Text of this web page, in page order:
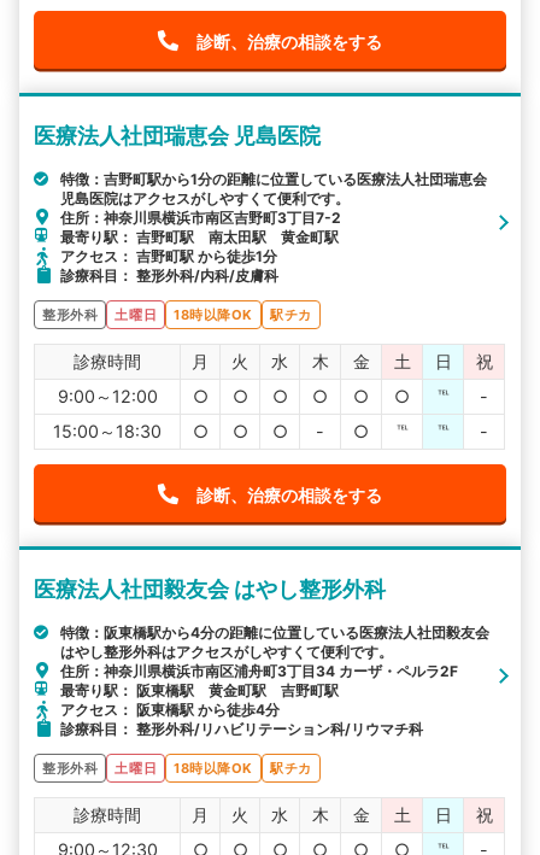
診断、治療の相談をする
医療法人社団瑞恵会 児島医院
特徴：吉野町駅から1分の距離に位置している医療法人社団瑞恵会
児島医院はアクセスがしやすくて便利です。
住所：神奈川県横浜市南区吉野町3丁目7-2
最寄り駅： 吉野町駅 南太田駅 黄金町駅
アクセス： 吉野町駅 から徒歩1分
診療科目： 整形外科/内科/皮膚科
整形外科 土曜日 18時以降OK 駅チカ
診療時間 月 火 水 木 金 土 日
祝
9:00～12:00
○ ○ ○ ○ ○ ○ ℡
-
15:00～18:30
○ ○ ○ - ○ ℡ ℡ -
診断、治療の相談をする
医療法人社団毅友会 はやし整形外科
特徴：阪東橋駅から4分の距離に位置している医療法人社団毅友会
はやし整形外科はアクセスがしやすくて便利です。
住所：神奈川県横浜市南区浦舟町3丁目34 カーザ・ペルラ2F
最寄り駅： 阪東橋駅 黄金町駅 吉野町駅
アクセス： 阪東橋駅 から徒歩4分
診療科目： 整形外科/リハビリテーション科/リウマチ科
整形外科 土曜日 18時以降OK 駅チカ
診療時間 月 火 水 木 金 土 日
祝
9:00～12:30
○ ○ ○ ○ ○ ○ ℡
-